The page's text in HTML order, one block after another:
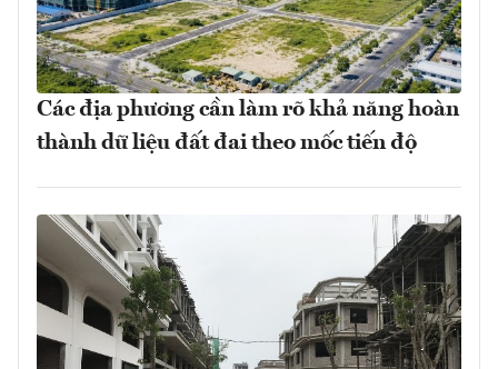
Các địa phương cần làm rõ khả năng hoàn
thành dữ liệu đất đai theo mốc tiến độ